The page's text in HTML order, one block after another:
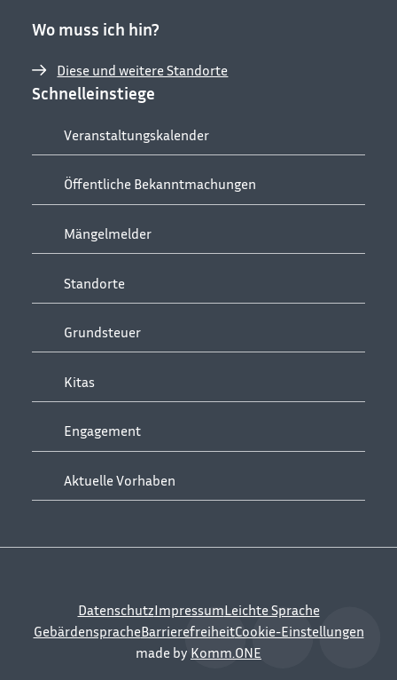
Wo muss ich hin?
Diese und weitere Standorte
Schnelleinstiege
Veranstaltungskalender
Öffentliche Bekanntmachungen
Mängelmelder
Standorte
Grundsteuer
Kitas
Engagement
Aktuelle Vorhaben
DatenschutzImpressumLeichte Sprache
GebärdenspracheBarrierefreiheitCookie-Einstellungen
made by Komm.ONE